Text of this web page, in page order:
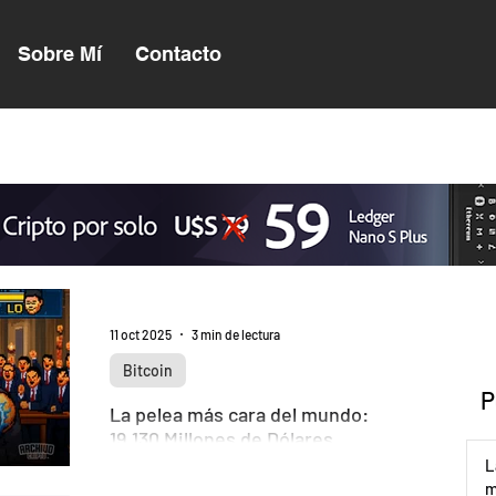
Sobre Mí Contacto
La pelea más cara del mundo:
19.130 Millones de Dólares.
Bitcoin
11 oct 2025 3 min de lectura